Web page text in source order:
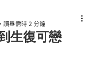
生復可戀
讀畢需時 2 分鐘